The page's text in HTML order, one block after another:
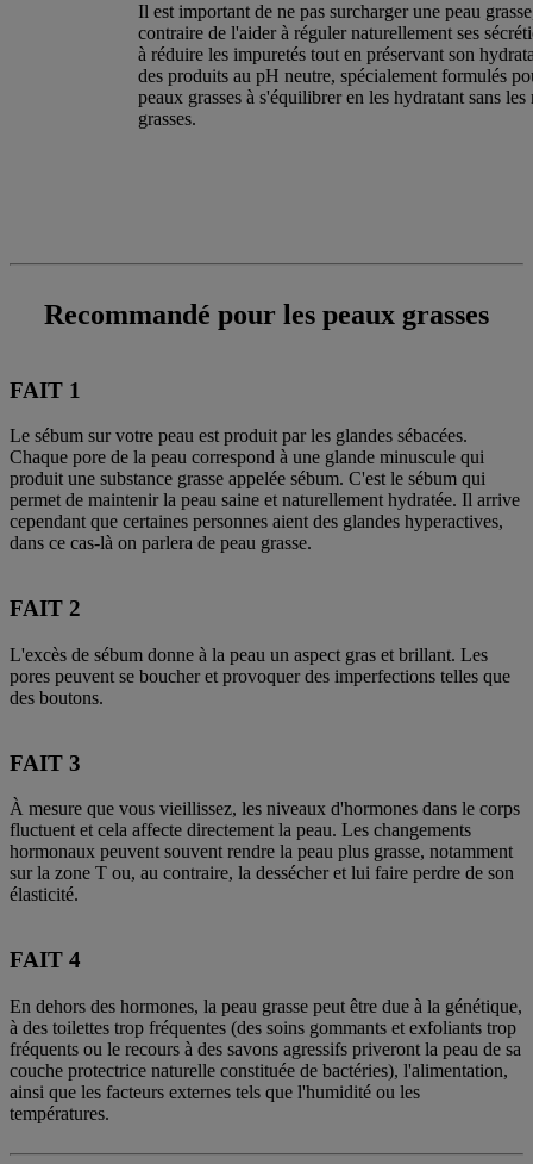
Il est important de ne pas surcharger une peau
contraire de l'aider à réguler naturellement ses
à réduire les impuretés tout en préservant son
des produits au pH neutre, spécialement formulés
peaux grasses à s'équilibrer en les hydratant sans les
grasses.
Recommandé pour les peaux grasses
FAIT 1
Le sébum sur votre peau est produit par les glandes sébacées.
Chaque pore de la peau correspond à une glande minuscule qui
produit une substance grasse appelée sébum. C'est le sébum qui
permet de maintenir la peau saine et naturellement hydratée. Il arrive
cependant que certaines personnes aient des glandes hyperactives,
dans ce cas-là on parlera de peau grasse.
FAIT 2
L'excès de sébum donne à la peau un aspect gras et brillant. Les
pores peuvent se boucher et provoquer des imperfections telles que
des boutons.
FAIT 3
À mesure que vous vieillissez, les niveaux d'hormones dans le corps
fluctuent et cela affecte directement la peau. Les changements
hormonaux peuvent souvent rendre la peau plus grasse, notamment
sur la zone T ou, au contraire, la dessécher et lui faire perdre de son
élasticité.
FAIT 4
En dehors des hormones, la peau grasse peut être due à la génétique,
à des toilettes trop fréquentes (des soins gommants et exfoliants trop
fréquents ou le recours à des savons agressifs priveront la peau de sa
couche protectrice naturelle constituée de bactéries), l'alimentation,
ainsi que les facteurs externes tels que l'humidité ou les
températures.